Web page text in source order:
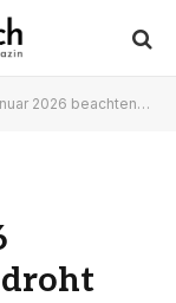
beachten – Bußgeld droht
droht